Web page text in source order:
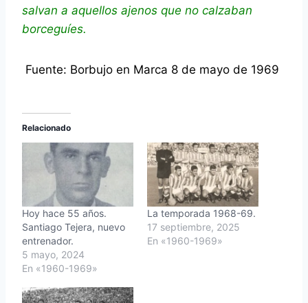
salvan a aquellos ajenos que no calzaban
borceguíes.
Fuente: Borbujo en Marca 8 de mayo de 1969
Relacionado
Hoy hace 55 años.
Santiago Tejera, nuevo
entrenador.
5 mayo, 2024
En «1960-1969»
La temporada 1968-69.
17 septiembre, 2025
En «1960-1969»